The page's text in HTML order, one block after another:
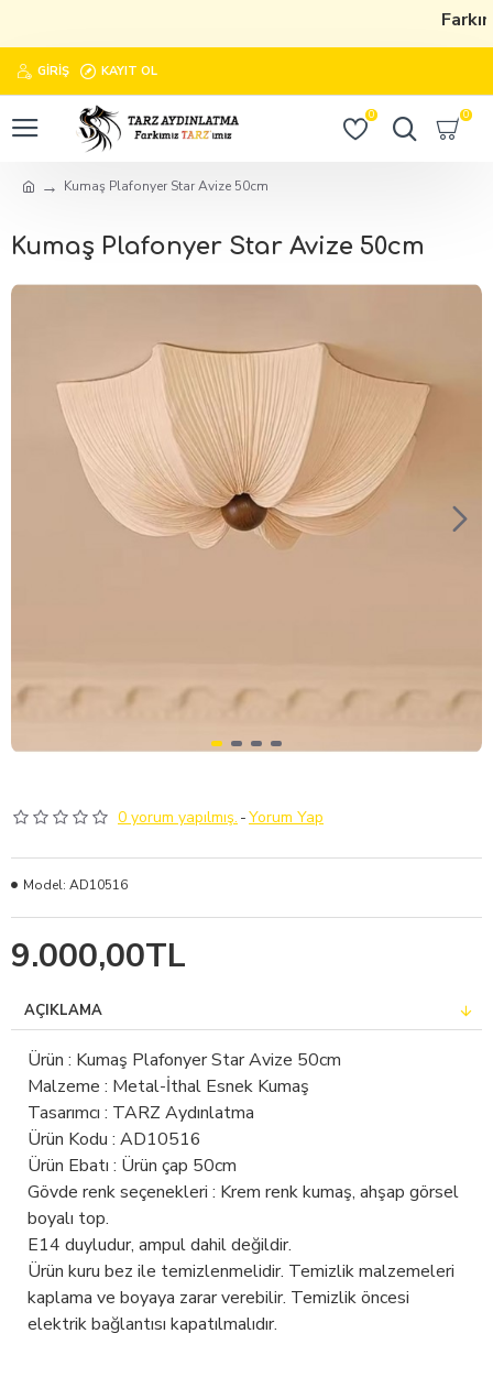
GIRIŞ KAYIT OL
0 0
Kumaş Plafonyer Star Avize 50cm
Kumaş Plafonyer Star Avize 50cm
0 yorum yapılmış. -Yorum Yap
9.000,00TL
Model: AD10516
AÇIKLAMA
Ürün : Kumaş Plafonyer Star Avize 50cm
Malzeme : Metal-İthal Esnek Kumaş
Tasarımcı : TARZ Aydınlatma
Ürün Kodu : AD10516
Ürün Ebatı : Ürün çap 50cm
Gövde renk seçenekleri : Krem renk kumaş, ahşap görsel
boyalı top.
E14 duyludur, ampul dahil değildir.
Ürün kuru bez ile temizlenmelidir. Temizlik malzemeleri
kaplama ve boyaya zarar verebilir. Temizlik öncesi
elektrik bağlantısı kapatılmalıdır.